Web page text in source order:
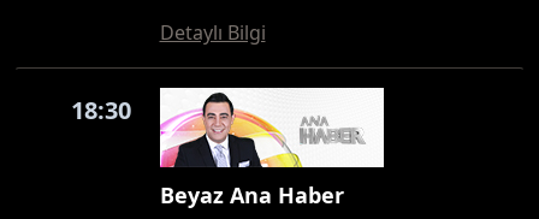
Detaylı Bilgi
18:30
Beyaz Ana Haber